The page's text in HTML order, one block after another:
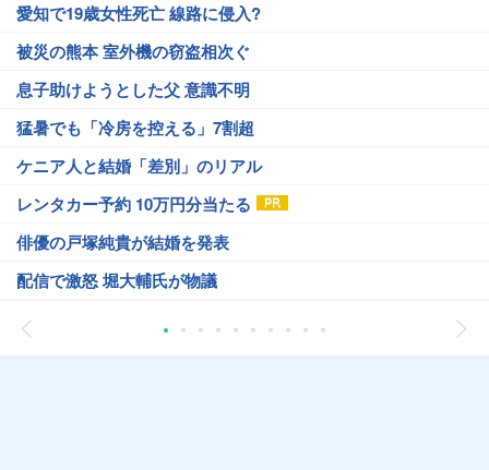
愛知で19歳女性死亡 線路に侵入?
被災の熊本 室外機の窃盗相次ぐ
息子助けようとした父 意識不明
猛暑でも「冷房を控える」7割超
ケニア人と結婚「差別」のリアル
レンタカー予約 10万円分当たる
俳優の戸塚純貴が結婚を発表
配信で激怒 堀大輔氏が物議